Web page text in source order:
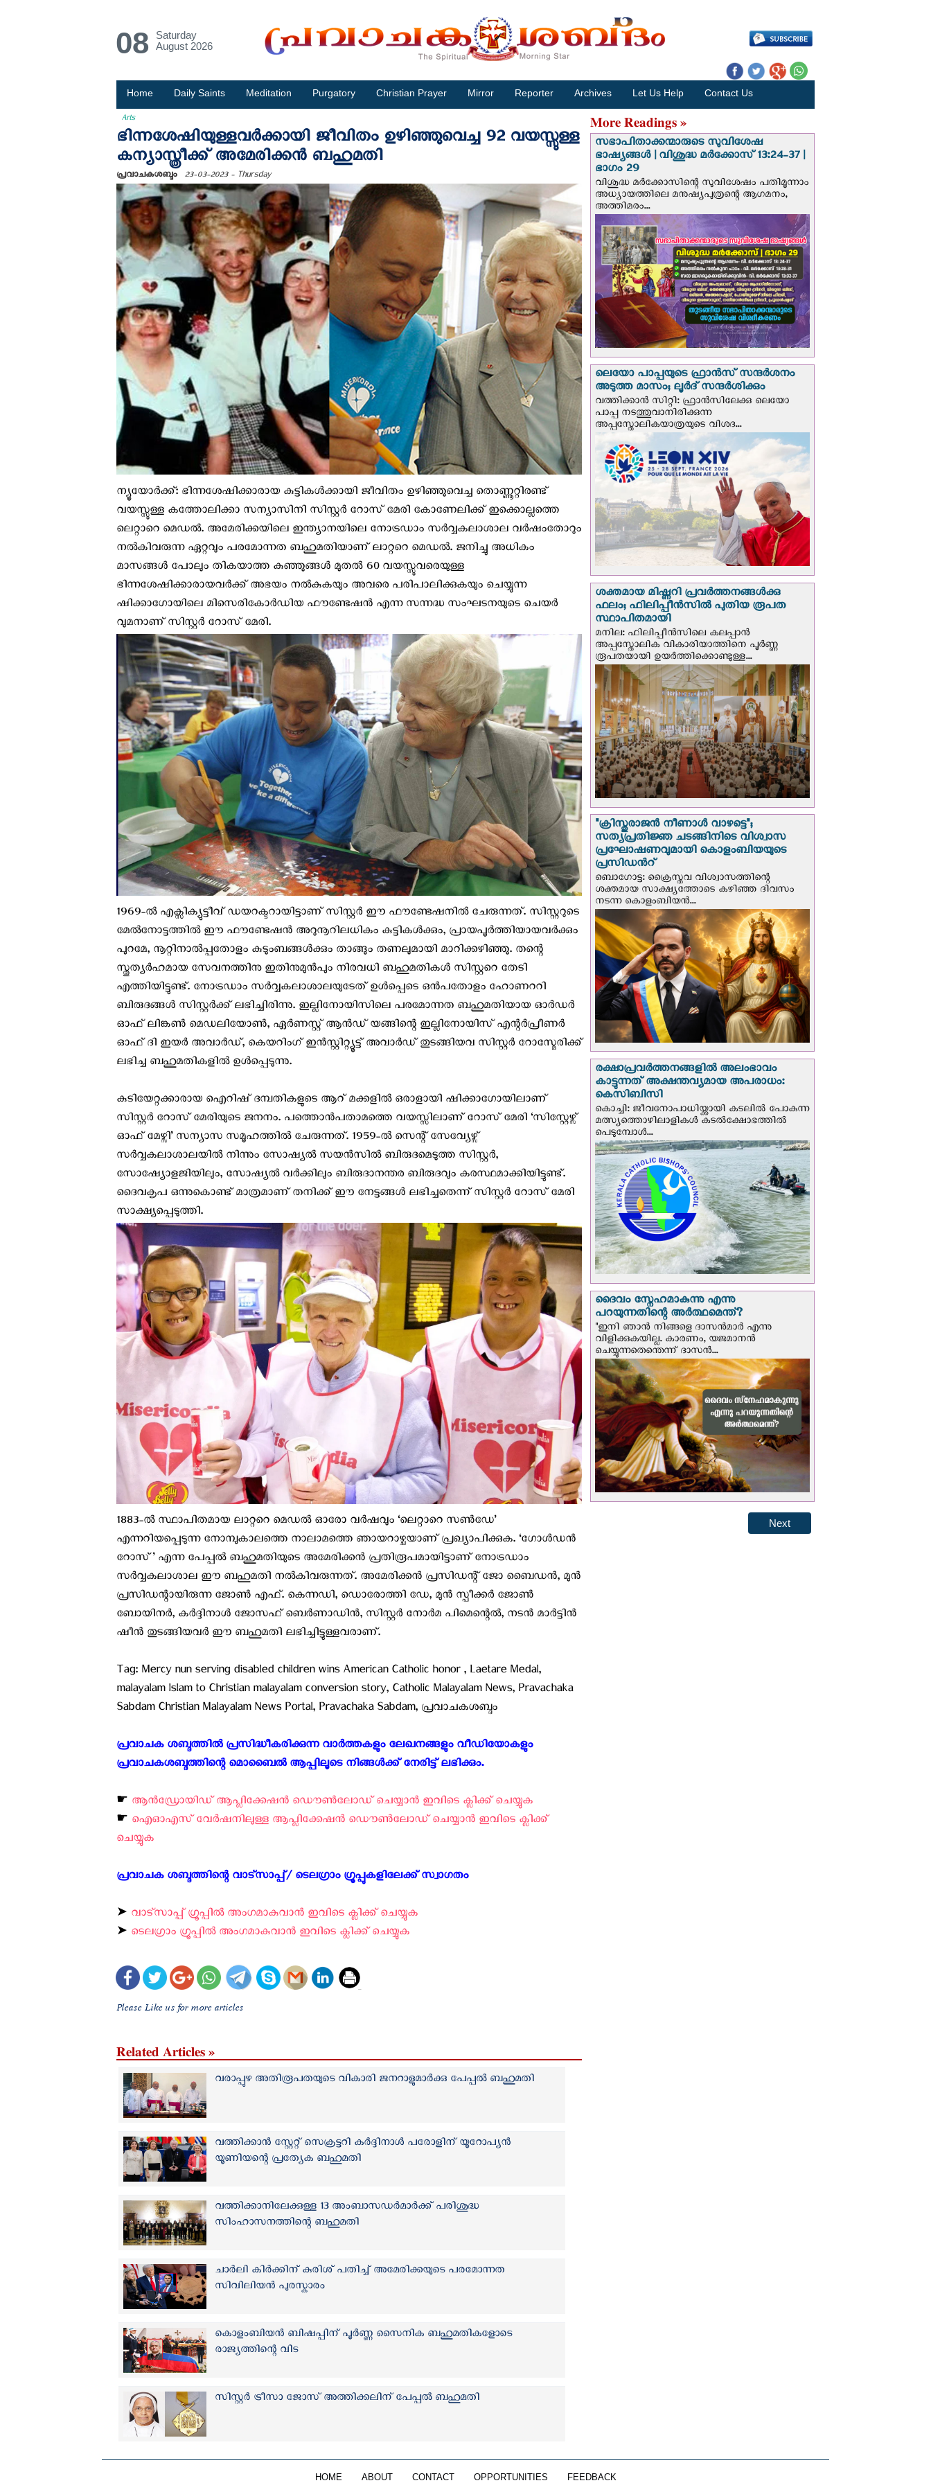
08
Saturday
August 2026
Home Daily Saints Meditation Purgatory Christian Prayer Mirror Reporter Archives Let Us Help Contact Us
Arts
ഭിന്നശേഷിയുള്ളവര്‍ക്കായി ജീവിതം ഉഴിഞ്ഞുവെച്ച 92 വയസ്സുള്ള
കന്യാസ്ത്രീക്ക് അമേരിക്കന്‍ ബഹുമതി
പ്രവാചകശബ്ദം 23-03-2023 - Thursday
ന്യൂയോര്‍ക്ക്: ഭിന്നശേഷിക്കാരായ കുട്ടികള്‍ക്കായി ജീവിതം ഉഴിഞ്ഞുവെച്ച തൊണ്ണൂറ്റിരണ്ട്
വയസ്സുള്ള കത്തോലിക്കാ സന്യാസിനി സിസ്റ്റര്‍ റോസ് മേരി കോണേലിക്ക് ഇക്കൊല്ലത്തെ
ലെറ്റാറെ മെഡല്‍. അമേരിക്കയിലെ ഇന്ത്യാനയിലെ നോട്രഡാം സര്‍വ്വകലാശാല വര്‍ഷംതോറും
നല്‍കിവരുന്ന ഏറ്റവും പരമോന്നത ബഹുമതിയാണ് ലാറ്ററെ മെഡല്‍. ജനിച്ചു അധികം
മാസങ്ങള്‍ പോലും തികയാത്ത കുഞ്ഞുങ്ങള്‍ മുതല്‍ 60 വയസ്സുവരെയുള്ള
ഭിന്നശേഷിക്കാരായവര്‍ക്ക് അഭയം നല്‍കുകയും അവരെ പരിപാലിക്കുകയും ചെയ്യുന്ന
ഷിക്കാഗോയിലെ മിസെരികോര്‍ഡിയ ഫൗണ്ടേഷന്‍ എന്ന സന്നദ്ധ സംഘടനയുടെ ചെയര്‍
വുമനാണ് സിസ്റ്റര്‍ റോസ് മേരി.
1969-ല്‍ എക്സിക്യുട്ടീവ്‌ ഡയറക്ടറായിട്ടാണ് സിസ്റ്റര്‍ ഈ ഫൗണ്ടേഷനില്‍ ചേരുന്നത്. സിസ്റ്ററുടെ
മേല്‍നോട്ടത്തില്‍ ഈ ഫൗണ്ടേഷന്‍ അറുനൂറിലധികം കുട്ടികള്‍ക്കും, പ്രായപൂര്‍ത്തിയായവര്‍ക്കും
പുറമേ, നൂറ്റിനാല്‍പ്പതോളം കുടുംബങ്ങള്‍ക്കും താങ്ങും തണലുമായി മാറിക്കഴിഞ്ഞു. തന്റെ
സ്തുത്യര്‍ഹമായ സേവനത്തിനു ഇതിനുമുന്‍പും നിരവധി ബഹുമതികള്‍ സിസ്റ്ററെ തേടി
എത്തിയിട്ടുണ്ട്. നോട്രഡാം സര്‍വ്വകലാശാലയുടേത് ഉള്‍പ്പെടെ ഒന്‍പതോളം ഹോണററി
ബിരുദങ്ങള്‍ സിസ്റ്റര്‍ക്ക് ലഭിച്ചിരിന്നു. ഇല്ലിനോയിസിലെ പരമോന്നത ബഹുമതിയായ ഓര്‍ഡര്‍
ഓഫ് ലിങ്കണ്‍ മെഡലിയോണ്‍, ഏര്‍ണസ്റ്റ് ആന്‍ഡ്‌ യങ്ങിന്റെ ഇല്ലിനോയിസ് എന്റര്‍പ്രീണര്‍
ഓഫ് ദി ഇയര്‍ അവാര്‍ഡ്, കെയറിംഗ് ഇന്‍സ്റ്റിറ്റ്യൂട്ട് അവാര്‍ഡ് തുടങ്ങിയവ സിസ്റ്റര്‍ റോസ്മേരിക്ക്
ലഭിച്ച ബഹുമതികളില്‍ ഉള്‍പ്പെടുന്നു.
കുടിയേറ്റക്കാരായ ഐറിഷ് ദമ്പതികളുടെ ആറ് മക്കളില്‍ ഒരാളായി ഷിക്കാഗോയിലാണ്
സിസ്റ്റര്‍ റോസ് മേരിയുടെ ജനനം. പത്തൊന്‍പതാമത്തെ വയസ്സിലാണ് റോസ് മേരി ‘സിസ്റ്റേഴ്സ്
ഓഫ് മേഴ്സി’ സന്യാസ സമൂഹത്തില്‍ ചേരുന്നത്. 1959-ല്‍ സെന്റ് സേവ്യേഴ്സ്
സര്‍വ്വകലാശാലയില്‍ നിന്നും സോഷ്യല്‍ സയന്‍സില്‍ ബിരുദമെടുത്ത സിസ്റ്റര്‍,
സോഷ്യോളജിയിലും, സോഷ്യല്‍ വര്‍ക്കിലും ബിരുദാനന്തര ബിരുദവും കരസ്ഥമാക്കിയിട്ടുണ്ട്.
ദൈവകൃപ ഒന്നുകൊണ്ട് മാത്രമാണ് തനിക്ക് ഈ നേട്ടങ്ങള്‍ ലഭിച്ചതെന്ന് സിസ്റ്റര്‍ റോസ് മേരി
സാക്ഷ്യപ്പെടുത്തി.
1883-ല്‍ സ്ഥാപിതമായ ലാറ്ററെ മെഡല്‍ ഓരോ വര്‍ഷവും ‘ലെറ്റാറെ സണ്‍ഡേ’
എന്നറിയപ്പെടുന്ന നോമ്പുകാലത്തെ നാലാമത്തെ ഞായറാഴ്ചയാണ് പ്രഖ്യാപിക്കുക. ‘ഗോള്‍ഡന്‍
റോസ്’ എന്ന പേപ്പല്‍ ബഹുമതിയുടെ അമേരിക്കന്‍ പ്രതിരൂപമായിട്ടാണ് നോട്രഡാം
സര്‍വ്വകലാശാല ഈ ബഹുമതി നല്‍കിവരുന്നത്. അമേരിക്കന്‍ പ്രസിഡന്റ് ജോ ബൈഡന്‍, മുന്‍
പ്രസിഡന്റായിരുന്ന ജോണ്‍ എഫ്. കെന്നഡി, ഡൊരോത്തി ഡേ, മുന്‍ സ്പീക്കര്‍ ജോണ്‍
ബോയിനര്‍, കര്‍ദ്ദിനാള്‍ ജോസഫ് ബെര്‍ണാഡിന്‍, സിസ്റ്റര്‍ നോര്‍മ പിമെന്റെല്‍, നടന്‍ മാര്‍ട്ടിന്‍
ഷീന്‍ തുടങ്ങിയവര്‍ ഈ ബഹുമതി ലഭിച്ചിട്ടുള്ളവരാണ്.
Tag: Mercy nun serving disabled children wins American Catholic honor , Laetare Medal,
malayalam Islam to Christian malayalam conversion story, Catholic Malayalam News, Pravachaka
Sabdam Christian Malayalam News Portal, Pravachaka Sabdam, പ്രവാചകശബ്ദം
പ്രവാചക ശബ്ദത്തിൽ പ്രസിദ്ധീകരിക്കുന്ന വാർത്തകളും ലേഖനങ്ങളും വീഡിയോകളും
പ്രവാചകശബ്ദത്തിന്റെ മൊബൈൽ ആപ്പിലൂടെ നിങ്ങൾക്ക് നേരിട്ട് ലഭിക്കും. ‍
☛ ആന്‍ഡ്രോയിഡ് ആപ്ലിക്കേഷന്‍ ഡൌണ്‍ലോഡ് ചെയ്യാന്‍ ഇവിടെ ക്ലിക്ക് ചെയ്യുക ‍
☛ ഐ‌ഓ‌എസ് വേര്‍ഷനിലുള്ള ആപ്ലിക്കേഷന്‍ ഡൌണ്‍ലോഡ് ചെയ്യാന്‍ ഇവിടെ ക്ലിക്ക്
ചെയ്യുക ‍
പ്രവാചക ശബ്ദത്തിന്റെ വാട്സാപ്പ്/ ടെലഗ്രാം ഗ്രൂപ്പുകളിലേക്ക് സ്വാഗതം ‍
➤ വാട്സാപ്പ് ഗ്രൂപ്പിൽ അംഗമാകുവാൻ ഇവിടെ ക്ലിക്ക് ചെയ്യുക
➤ ടെലഗ്രാം ഗ്രൂപ്പിൽ അംഗമാകുവാൻ ഇവിടെ ക്ലിക്ക് ചെയ്യുക
Please Like us for more articles
Related Articles »
വരാപ്പുഴ അതിരൂപതയുടെ വികാരി ജനറാളുമാര്‍ക്കു പേപ്പൽ ബഹുമതി
വത്തിക്കാന്‍ സ്റ്റേറ്റ് സെക്രട്ടറി കർദ്ദിനാൾ പരോളിന് യൂറോപ്യൻ
യൂണിയന്റെ പ്രത്യേക ബഹുമതി
വത്തിക്കാനിലേക്കുള്ള 13 അംബാസഡർമാർക്ക് പരിശുദ്ധ
സിംഹാസനത്തിന്റെ ബഹുമതി
ചാർലി കിർക്കിന് കുരിശ് പതിച്ച് അമേരിക്കയുടെ പരമോന്നത
സിവിലിയൻ പുരസ്കാരം
കൊളംബിയന്‍ ബിഷപ്പിന് പൂര്‍ണ്ണ സൈനിക ബഹുമതികളോടെ
രാജ്യത്തിന്റെ വിട
സിസ്റ്റർ ട്രീസാ ജോസ് അത്തിക്കലിന് പേപ്പൽ ബഹുമതി
More Readings »
സഭാപിതാക്കന്മാരുടെ സുവിശേഷ
ഭാഷ്യങ്ങള്‍ | വിശുദ്ധ മര്‍ക്കോസ് 13:24-37 |
ഭാഗം 29
വിശുദ്ധ മര്‍ക്കോസിന്റെ സുവിശേഷം പതിമൂന്നാം
അധ്യായത്തിലെ മനുഷ്യപുത്രന്റെ ആഗമനം,
അത്തിമരം...
ലെയോ പാപ്പയുടെ ഫ്രാന്‍സ് സന്ദര്‍ശനം
അടുത്ത മാസം; ലൂര്‍ദ് സന്ദര്‍ശിക്കും
വത്തിക്കാന്‍ സിറ്റി: ഫ്രാൻസിലേക്കു ലെയോ
പാപ്പ നടത്തുവാനിരിക്കുന്ന
അപ്പസ്തോലികയാത്രയുടെ വിശദ...
ശക്തമായ മിഷ്ണറി പ്രവർത്തനങ്ങൾക്കു
ഫലം; ഫിലിപ്പീൻസിൽ പുതിയ രൂപത
സ്ഥാപിതമായി
മനില: ഫിലിപ്പീൻസിലെ കലപ്പാൻ
അപ്പസ്തോലിക വികാരിയാത്തിനെ പൂർണ്ണ
രൂപതയായി ഉയർത്തിക്കൊണ്ടുള്ള...
"ക്രിസ്തുരാജന്‍ നീണാള്‍ വാഴട്ടെ";
സത്യപ്രതിജ്ഞ ചടങ്ങിനിടെ വിശ്വാസ
പ്രഘോഷണവുമായി കൊളംബിയയുടെ
പ്രസിഡന്‍റ്
ബൊഗോട്ട: ക്രൈസ്തവ വിശ്വാസത്തിന്റെ
ശക്തമായ സാക്ഷ്യത്തോടെ കഴിഞ്ഞ ദിവസം
നടന്ന കൊളംബിയന്‍...
രക്ഷാപ്രവര്‍ത്തനങ്ങളില്‍ അലംഭാവം
കാട്ടുന്നത് അക്ഷന്തവ്യമായ അപരാധം:
കെസിബിസി
കൊച്ചി: ജീവനോപാധിയ്ക്കായി കടലില്‍ പോകുന്ന
മത്സ്യത്തൊഴിലാളികള്‍ കടല്‍ക്ഷോഭത്തില്‍
പെടുമ്പോള്‍...
ദൈവം സ്നേഹമാകുന്നു എന്നു
പറയുന്നതിന്റെ അർത്ഥമെന്ത്?
"ഇനി ഞാന്‍ നിങ്ങളെ ദാസന്‍മാര്‍ എന്നു
വിളിക്കുകയില്ല. കാരണം, യജമാനന്‍
ചെയ്യുന്നതെന്തെന്ന് ദാസന്‍...
Next
HOME ABOUT CONTACT OPPORTUNITIES FEEDBACK